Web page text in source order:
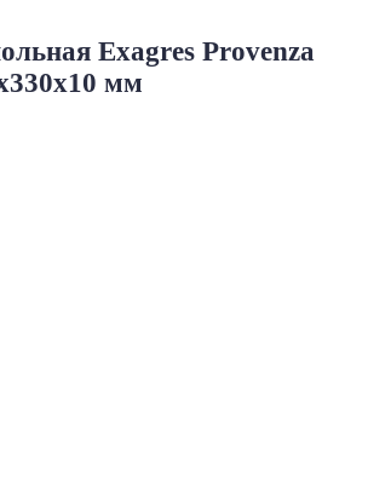
Exagres Provenza
мм